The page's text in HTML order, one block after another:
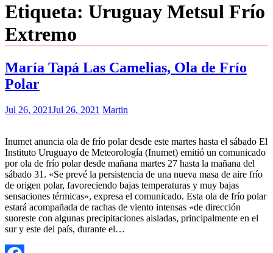
Etiqueta: Uruguay Metsul Frío
Extremo
María Tapá Las Camelias, Ola de Frío
Polar
Jul 26, 2021Jul 26, 2021 Martin
Inumet anuncia ola de frío polar desde este martes hasta el sábado El
Instituto Uruguayo de Meteorología (Inumet) emitió un comunicado
por ola de frío polar desde mañana martes 27 hasta la mañana del
sábado 31. «Se prevé la persistencia de una nueva masa de aire frío
de origen polar, favoreciendo bajas temperaturas y muy bajas
sensaciones térmicas», expresa el comunicado. Esta ola de frío polar
estará acompañada de rachas de viento intensas «de dirección
suoreste con algunas precipitaciones aisladas, principalmente en el
sur y este del país, durante el…